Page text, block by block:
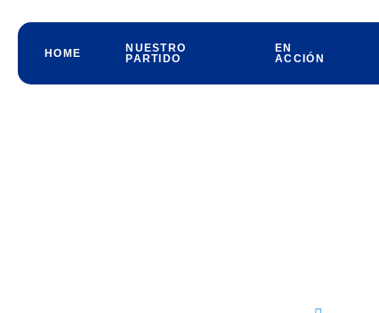
HOME
NUESTRO
PARTIDO
EN
ACCIÓN